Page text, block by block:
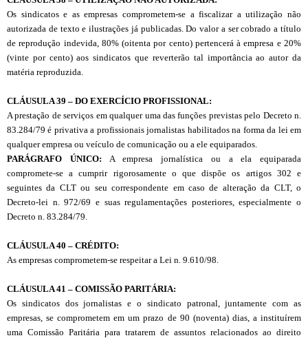
Os sindicatos e as empresas comprometem-se a fiscalizar a utilização não
autorizada de texto e ilustrações já publicadas. Do valor a ser cobrado a título
de reprodução indevida, 80% (oitenta por cento) pertencerá à empresa e 20%
(vinte por cento) aos sindicatos que reverterão tal importância ao autor da
matéria reproduzida.
CLÁUSULA 39 – DO EXERCÍCIO PROFISSIONAL:
A prestação de serviços em qualquer uma das funções previstas pelo Decreto n.
83.284/79 é privativa a profissionais jornalistas habilitados na forma da lei em
qualquer empresa ou veículo de comunicação ou a ele equiparados.
PARÁGRAFO ÚNICO: A empresa jornalística ou a ela equiparada
compromete-se a cumprir rigorosamente o que dispõe os artigos 302 e
seguintes da CLT ou seu correspondente em caso de alteração da CLT, o
Decreto-lei n. 972/69 e suas regulamentações posteriores, especialmente o
Decreto n. 83.284/79.
CLÁUSULA 40 – CRÉDITO:
As empresas comprometem-se respeitar a Lei n. 9.610/98.
CLÁUSULA 41 – COMISSÃO PARITÁRIA:
Os sindicatos dos jornalistas e o sindicato patronal, juntamente com as
empresas, se comprometem em um prazo de 90 (noventa) dias, a instituírem
uma Comissão Paritária para tratarem de assuntos relacionados ao direito